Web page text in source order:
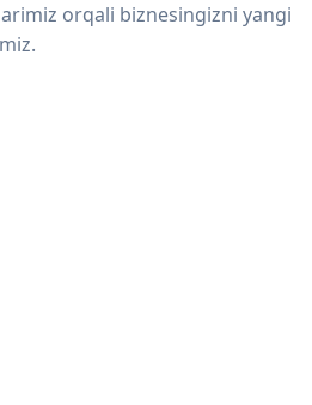
orqali biznesingizni yangi